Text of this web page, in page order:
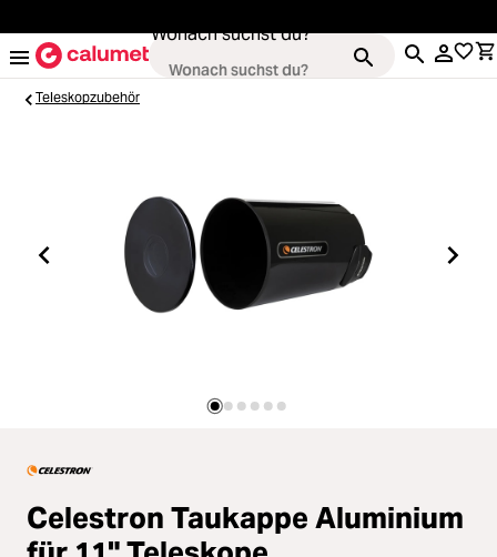
Wonach suchst du?
Loading... Objektive
Video & Drohnen
Loading...
Teleskopzubehör
Celestron Taukappe Aluminium